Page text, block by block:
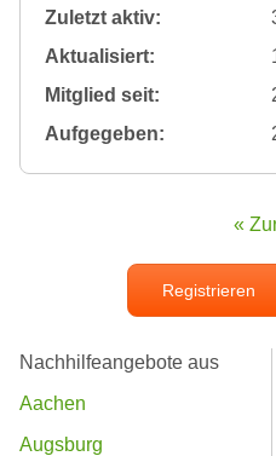
Zuletzt aktiv:
Aktualisiert:
Mitglied seit:
Aufgegeben:
«
Registrieren
Nachhilfeangebote aus
Aachen
Augsburg